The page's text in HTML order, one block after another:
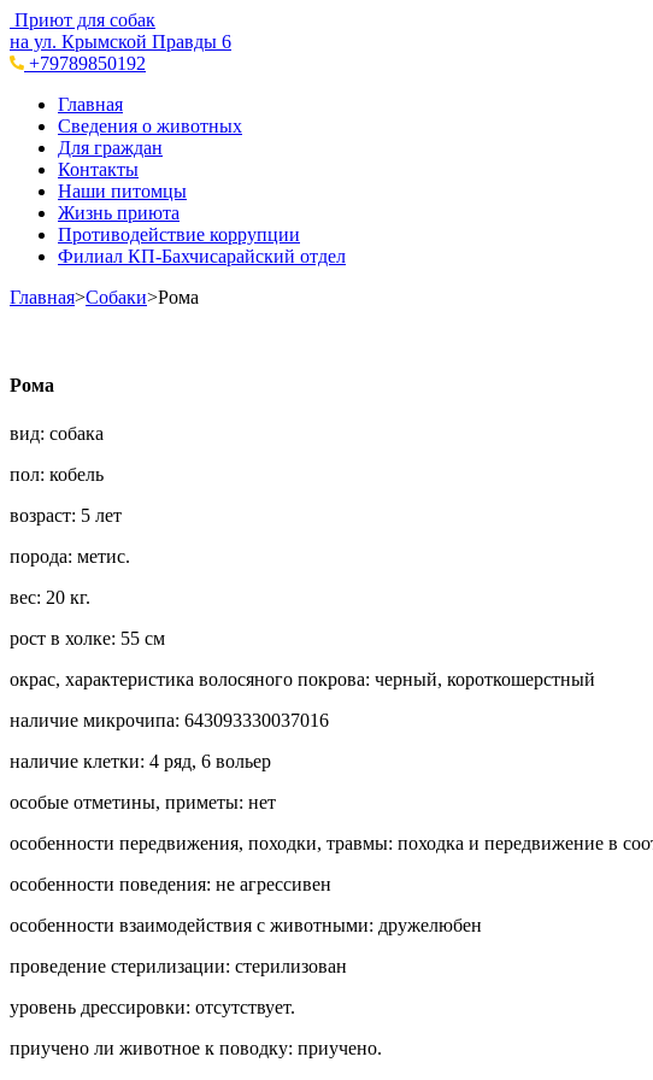
Приют для собак
на ул. Крымской Правды 6
+79789850192
Главная
Сведения о животных
Для граждан
Контакты
Наши питомцы
Жизнь приюта
Противодействие коррупции
Филиал КП-Бахчисарайский отдел
Главная>Собаки>Рома
Рома
вид: собака
пол: кобель
возраст: 5 лет
порода: метис.
вес: 20 кг.
рост в холке: 55 см
окрас, характеристика волосяного покрова: черный, короткошерстный
наличие микрочипа: 643093330037016
наличие клетки: 4 ряд, 6 вольер
особые отметины, приметы: нет
особенности передвижения, походки, травмы: походка и передвижение в
особенности поведения: не агрессивен
особенности взаимодействия с животными: дружелюбен
проведение стерилизации: стерилизован
уровень дрессировки: отсутствует.
приучено ли животное к поводку: приучено.